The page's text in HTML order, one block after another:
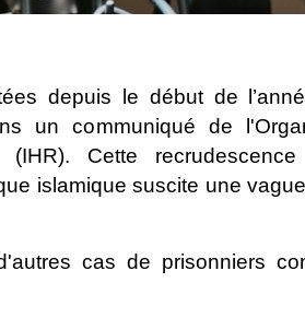
depuis le début de
un communiqué de
Cette
islamique suscite une
cas de prisonniers